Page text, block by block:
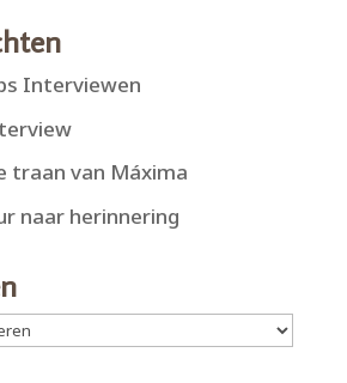
Interviewen
traan van Máxima
naar herinnering